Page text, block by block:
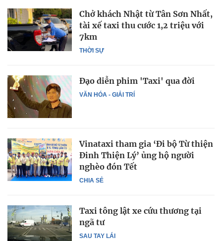
THỜI SỰ
Chở khách Nhật từ Tân Sơn Nhất,
tài xế taxi thu cước 1,2 triệu với
7km
VĂN HÓA - GIẢI TRÍ
Đạo diễn phim 'Taxi' qua đời
CHIA SẺ
Vinataxi tham gia ‘Đi bộ Từ thiện
Đinh Thiện Lý’ ủng hộ người
nghèo đón Tết
SAU TAY LÁI
Taxi tông lật xe cứu thương tại
ngã tư